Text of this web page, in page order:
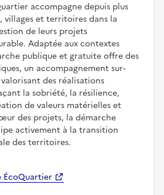
accompagne depuis plus
villages et territoires dans la
de leurs projets
Adaptée aux contextes
publique et gratuite offre des
un accompagnement sur-
des réalisations
la sobriété, la résilience,
de valeurs matérielles et
des projets, la démarche
activement à la transition
des territoires.
ÉcoQuartier